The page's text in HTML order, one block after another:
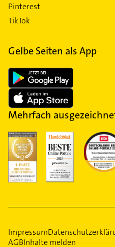
Pinterest
TikTok
Gelbe Seiten als App
Mehrfach
Impressum
AGBInhalte melden